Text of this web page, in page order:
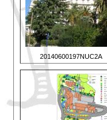
20140600197NUC2A